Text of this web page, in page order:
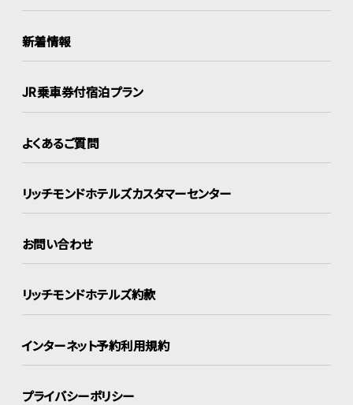
新着情報
JR乗車券付宿泊プラン
よくあるご質問
リッチモンドホテルズカスタマーセンター
お問い合わせ
リッチモンドホテルズ約款
インターネット予約利用規約
プライバシーポリシー